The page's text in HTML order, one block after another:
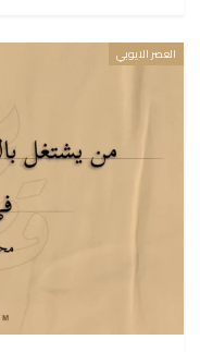
العصر الايوبي